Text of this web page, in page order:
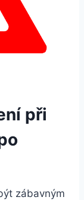
při
zábavným